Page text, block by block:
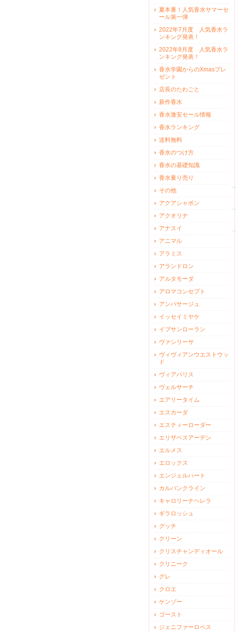
夏本番！人気香水サマーセ
ール第一弾
2022年7月度 人気香水ラ
ンキング発表！
2022年8月度 人気香水ラ
ンキング発表！
香水学園からのXmasプレ
ゼント
店長のたわごと
新作香水
香水激安セール情報
香水ランキング
送料無料
香水のつけ方
香水の基礎知識
香水量り売り
その他
アクアシャボン
アクオリナ
アナスイ
アニマル
アラミス
アランドロン
アルタモーダ
アロマコンセプト
アンパサージュ
イッセイミヤケ
イブサンローラン
ヴァシリーサ
ヴィヴィアンウエストウッ
ド
ヴィアパリス
ヴェルサーチ
エアリータイム
エスカーダ
エスティーローダー
エリザベスアーデン
エルメス
エロックス
エンジェルハート
カルバンクライン
キャロリーナヘレラ
ギラロッシュ
グッチ
クリーン
クリスチャンディオール
クリニーク
グレ
クロエ
ケンゾー
ゴースト
ジェニファーロペス